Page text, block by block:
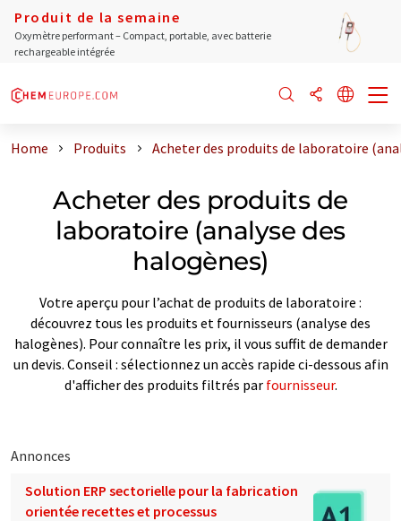
Produit de la semaine
Oxymètre performant – Compact, portable, avec batterie
rechargeable intégrée
Home Produits Acheter des produits de laboratoire
Acheter des produits de
laboratoire (analyse des
halogènes)
Votre aperçu pour l’achat de produits de laboratoire :
découvrez tous les produits et fournisseurs (analyse des
halogènes). Pour connaître les prix, il vous suffit de demander
un devis. Conseil : sélectionnez un accès rapide ci-dessous afin
d'afficher des produits filtrés par fournisseur.
Annonces
Solution ERP sectorielle pour la fabrication
orientée recettes et processus